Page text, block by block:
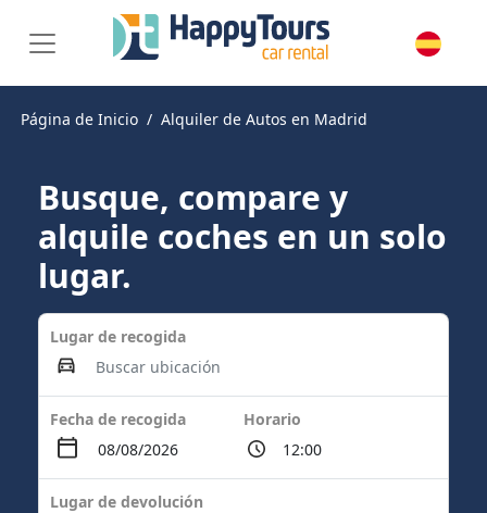
Página de Inicio Alquiler de Autos en Madrid
Busque, compare y
alquile coches en un solo
lugar.
Lugar de recogida
Fecha de recogida Horario
Lugar de devolución